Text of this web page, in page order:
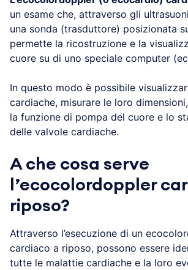
un esame che, attraverso gli
una sonda (trasduttore) posizionata
permette la ricostruzione e la
cuore su di uno speciale computer
In questo modo è possibile
cardiache, misurare le loro
la funzione di pompa del cuore e lo
delle valvole cardiache.
A che cosa serve
l’ecocolordoppler
riposo?
Attraverso l’esecuzione di un
cardiaco a riposo, possono essere
tutte le malattie cardiache e la loro